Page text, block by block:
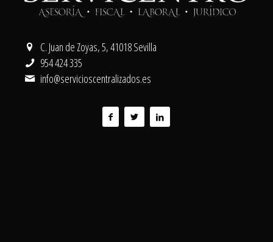
C. Juan de Zoyas, 5, 41018 Sevilla
954 424 335
info@servicioscentralizados.es